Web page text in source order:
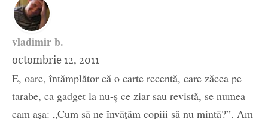
vladimir b.
octombrie 12, 2011
E, oare, întămplător că o carte recentă, care zăcea pe
tarabe, ca gadget la nu-ş ce ziar sau revistă, se numea
cam aşa: „Cum să ne învăţăm copiii să nu mintă?”. Am